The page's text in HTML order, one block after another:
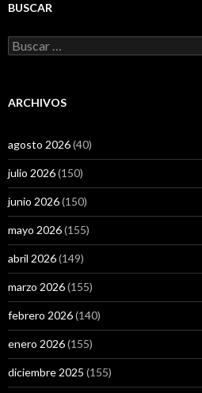
BUSCAR
Buscar:
ARCHIVOS
agosto 2026(40)
julio 2026(150)
junio 2026(150)
mayo 2026(155)
abril 2026(149)
marzo 2026(155)
febrero 2026(140)
enero 2026(155)
diciembre 2025 (155)